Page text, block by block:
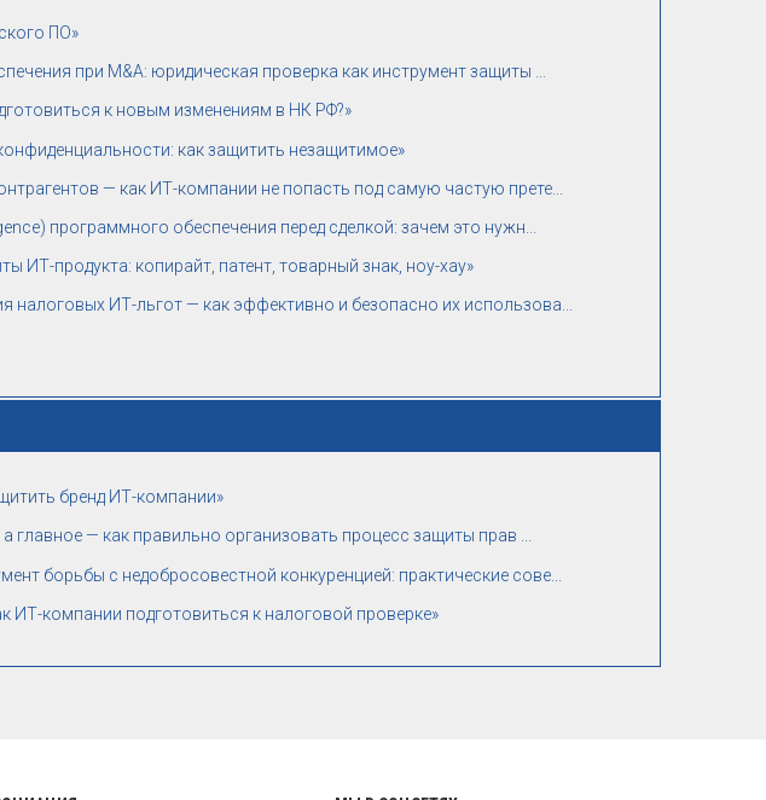
ПО»
при M&A: юридическая проверка как инструмент защиты ...
к новым изменениям в НК РФ?»
как защитить незащитимое»
— как ИТ-компании не попасть под самую частую прете...
программного обеспечения перед сделкой: зачем это нужн...
ИТ-продукта: копирайт, патент, товарный знак, ноу-хау»
налоговых ИТ-льгот — как эффективно и безопасно их использова...
бренд ИТ-компании»
главное — как правильно организовать процесс защиты прав ...
борьбы с недобросовестной конкуренцией: практические сове...
ИТ-компании подготовиться к налоговой проверке»